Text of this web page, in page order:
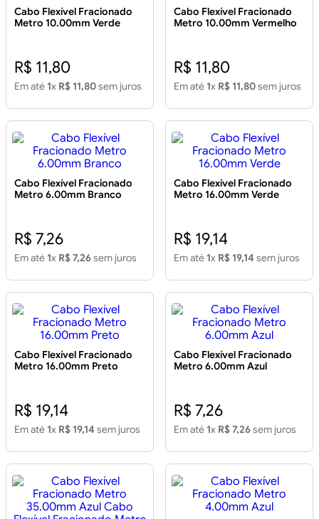
Cabo Flexível Fracionado
Metro 10.00mm Verde
R$ 11,80
Em até 1x R$ 11,80sem juros
Cabo Flexível Fracionado
Metro 10.00mm Vermelho
R$ 11,80
Em até 1x R$ 11,80sem juros
Cabo Flexível Fracionado
Metro 6.00mm Branco
R$ 7,26
Em até 1x R$ 7,26sem juros
Cabo Flexível Fracionado
Metro 16.00mm Verde
R$ 19,14
Em até 1x R$ 19,14 sem juros
Cabo Flexível Fracionado
Metro 16.00mm Preto
R$ 19,14
Em até 1x R$ 19,14 sem juros
Cabo Flexível Fracionado
Metro 6.00mm Azul
R$ 7,26
Em até 1x R$ 7,26sem juros